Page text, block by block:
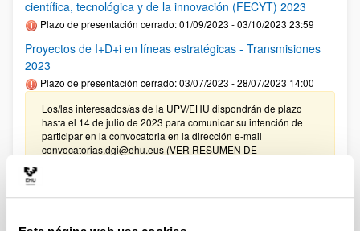
científica, tecnológica y de la innovación (FECYT) 2023
Plazo de presentación cerrado: 01/09/2023 - 03/10/2023 23:59
Proyectos de I+D+i en líneas estratégicas - Transmisiones
2023
Plazo de presentación cerrado: 03/07/2023 - 28/07/2023 14:00
Los/las interesados/as de la UPV/EHU dispondrán de plazo
hasta el 14 de julio de 2023 para comunicar su intención de
participar en la convocatoria en la dirección e-mail
convocatorias.dgi@ehu.eus (VER RESUMEN DE
PIFG22/72: “Prehistoria”